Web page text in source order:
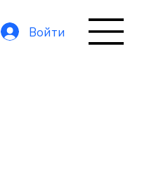
Войти